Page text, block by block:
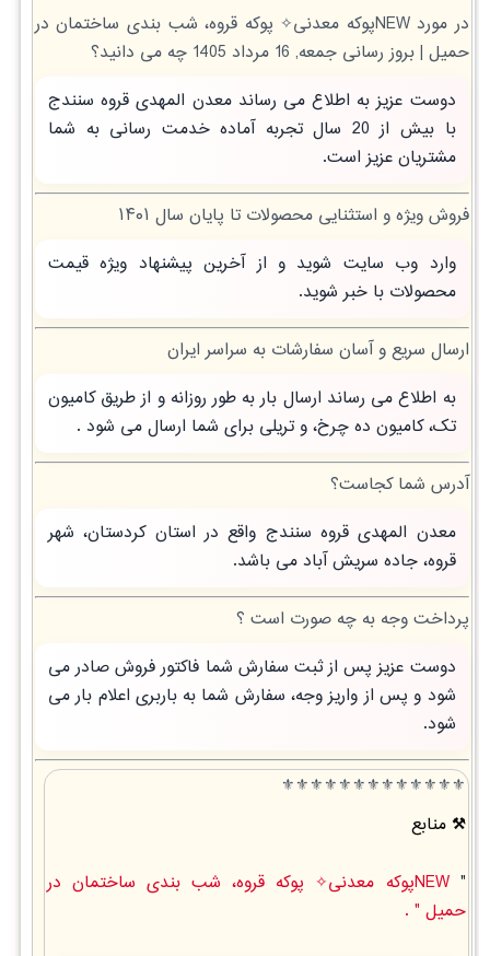
در مورد NEWپوکه معدنی✧ پوکه قروه، شب بندی ساختمان در
حميل | بروز رسانی جمعه, 16 مرداد 1405 چه می دانید؟
دوست عزیز به اطلاع می رساند معدن المهدی قروه سنندج
با بیش از 20 سال تجربه آماده خدمت رسانی به شما
مشتریان عزیز است.
فروش ویژه و استثنایی محصولات تا پایان سال ۱۴۰۱
وارد وب سایت شوید و از آخرین پیشنهاد ویژه قیمت
محصولات با خبر شوید.
ارسال سریع و آسان سفارشات به سراسر ایران
به اطلاع می رساند ارسال بار به طور روزانه و از طریق کامیون
تک، کامیون ده چرخ، و تریلی برای شما ارسال می شود .
آدرس شما کجاست؟
معدن المهدی قروه سنندج واقع در استان کردستان، شهر
قروه، جاده سریش آباد می باشد.
پرداخت وجه به چه صورت است ؟
دوست عزیز پس از ثبت سفارش شما فاکتور فروش صادر می
شود و پس از واریز وجه، سفارش شما به باربری اعلام بار می
شود.
⚜️⚜️⚜️⚜️⚜️⚜️⚜️⚜️⚜️⚜️⚜️⚜️⚜️
منابع
"
NEWپوکه معدنی✧ پوکه قروه، شب بندی ساختمان در
حميل " .